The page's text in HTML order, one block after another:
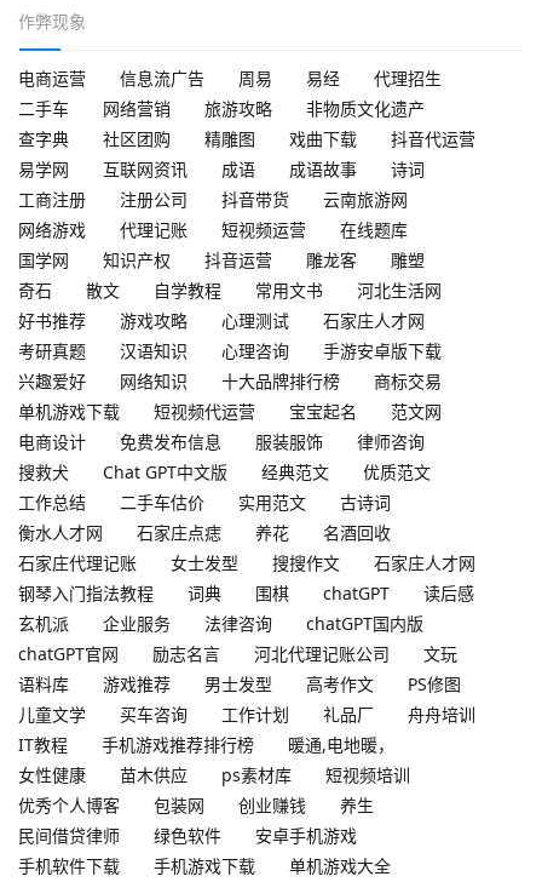
作弊现象
电商运营 信息流广告 周易 易经
代理招生
二手车
网络营销 旅游攻略
非物质文化遗产
查字典
社区团购 精雕图 戏曲下载
抖音代运营
易学网
互联网资讯 成语 成语故事
诗词
工商注册
注册公司 抖音带货
云南旅游网
网络游戏
代理记账 短视频运营
在线题库
国学网
知识产权 抖音运营 雕龙客
雕塑
奇石
散文 自学教程 常用文书
河北生活网
好书推荐
游戏攻略 心理测试
石家庄人才网
考研真题
汉语知识 心理咨询
手游安卓版下载
兴趣爱好
网络知识 十大品牌排行榜
商标交易
单机游戏下载
短视频代运营 宝宝起名
范文网
电商设计
免费发布信息 服装服饰
律师咨询
搜救犬
Chat GPT中文版 经典范文
优质范文
工作总结
二手车估价 实用范文
古诗词
衡水人才网
石家庄点痣 养花
名酒回收
石家庄代理记账
女士发型 搜搜作文
石家庄人才网
钢琴入门指法教程
词典 围棋 chatGPT
读后感
玄机派
企业服务 法律咨询
chatGPT国内版
chatGPT官网
励志名言 河北代理记账公司
文玩
语料库
游戏推荐 男士发型 高考作文
PS修图
儿童文学
买车咨询 工作计划 礼品厂
舟舟培训
IT教程
手机游戏推荐排行榜
暖通,电地暖，
女性健康
苗木供应 ps素材库
短视频培训
优秀个人博客
包装网 创业赚钱
养生
民间借贷律师
绿色软件
安卓手机游戏
手机软件下载
手机游戏下载
单机游戏大全